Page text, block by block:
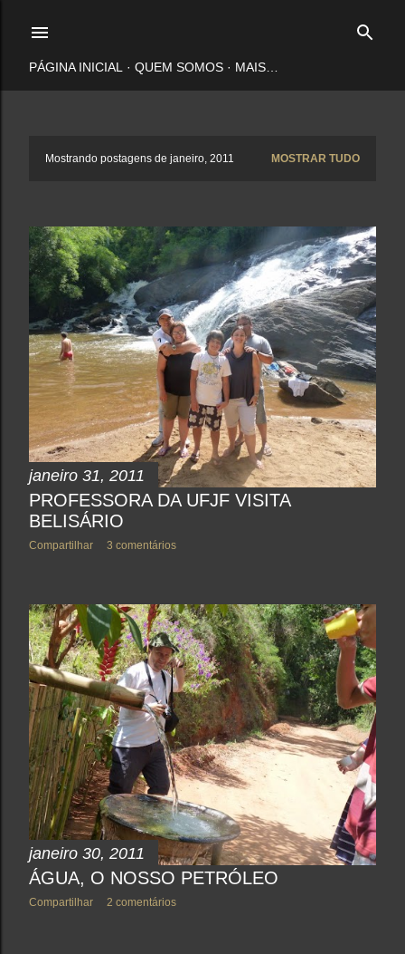
PÁGINA INICIAL QUEM SOMOS MAIS…
a
g
e
n
Mostrando postagens de janeiro, 2011 MOSTRAR TUDO
janeiro 31, 2011
PROFESSORA DA UFJF VISITA
BELISÁRIO
Compartilhar 3 comentários
janeiro 30, 2011
ÁGUA, O NOSSO PETRÓLEO
Compartilhar 2 comentários